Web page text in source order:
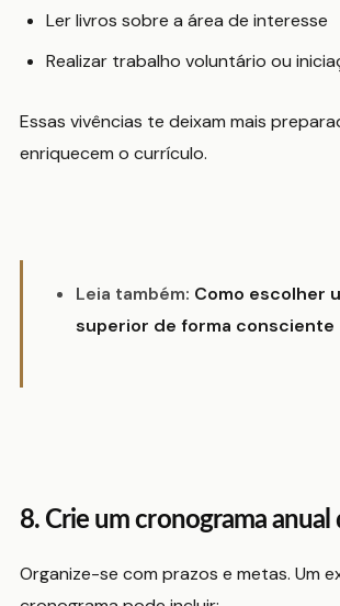
Ler livros sobre a área de interesse
Realizar trabalho voluntário ou
Essas vivências te deixam mais
enriquecem o currículo.
Leia também: Como escolher
superior de forma consciente
8. Crie um cronograma anual
Organize-se com prazos e metas. Um